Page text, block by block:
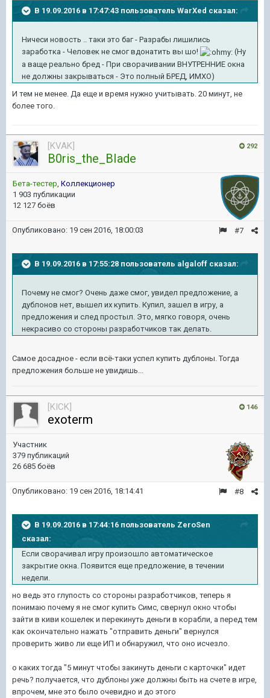
В 19.09.2016 в 17:47:43 пользователь WarXed сказал:
Ничеси новость .. таки это баг - Разрабы лишились
заработка - Человек не смог вдонатить вы шо!
(Ну
а ваще реально бред - При сворачивании ВНУТРЕННИЕ окна
не должны закрываться - Это полный БРЕД, ИМХО)
И тем не менее. Да еще и время нужно учитывать. 20 минут, не
более того.
292
[KVAK]
B0ris_the_BIade
Бета-тестер, Коллекционер
1 903 публикации
12 127 боёв
#7
Опубликовано: 19 сен 2016, 18:00:03
В 19.09.2016 в 17:55:28 пользователь algaloff сказал:
Почему не смог? Очень даже смог, увидел предложение, а
дублонов нет, вышел их купить. Купил, зашел в игру, а
предложения и след простыл. Это, мягко говоря, очень
некрасиво со стороны разработчиков так делать.
Самое досадное - если всё-таки успел купить дублоны. Тогда
предложения больше не увидишь...
146
[KICK]
exoterm
Участник
379 публикаций
26 685 боёв
#8
Опубликовано: 19 сен 2016, 18:14:41
В 19.09.2016 в 17:44:16 пользователь ZeroSen
сказал:
Если сворачивал игру произошло автоматическое
закрытие окна. Появится еще предложение, в течении
недели.
но ведь это глупость со стороны разработчиков, теперь я
понимаю почему я не смог купить Симс, свернул окно чтобы
зайти в киви кошелек и перекинуть деньги в корабли, а перед тем
как окончательно нажать "отправить деньги" вернулся
проверить живо ли еще ИП и обнаружил, что оно исчезло.
о каких тогда "5 минут чтобы закинуть деньги с карточки" идет
речь? получается, что дублоны уже должны быть на счете в игре,
впрочем, мне это было очевидно и до этого